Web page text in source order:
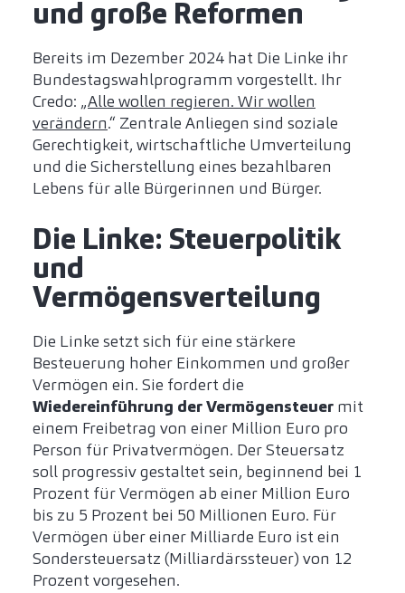
und große Reformen
Bereits im Dezember 2024 hat Die Linke ihr
Bundestagswahlprogramm vorgestellt. Ihr
Credo: „Alle wollen regieren. Wir wollen
verändern.“ Zentrale Anliegen sind soziale
Gerechtigkeit, wirtschaftliche Umverteilung
und die Sicherstellung eines bezahlbaren
Lebens für alle Bürgerinnen und Bürger.
Die Linke: Steuerpolitik
und
Vermögensverteilung
Die Linke setzt sich für eine stärkere
Besteuerung hoher Einkommen und großer
Vermögen ein. Sie fordert die
Wiedereinführung der Vermögensteuer mit
einem Freibetrag von einer Million Euro pro
Person für Privatvermögen. Der Steuersatz
soll progressiv gestaltet sein, beginnend bei 1
Prozent für Vermögen ab einer Million Euro
bis zu 5 Prozent bei 50 Millionen Euro. Für
Vermögen über einer Milliarde Euro ist ein
Sondersteuersatz (Milliardärssteuer) von 12
Prozent vorgesehen.